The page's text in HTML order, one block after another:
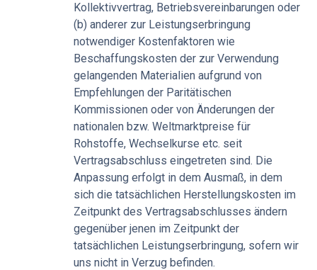
Kollektivvertrag, Betriebsvereinbarungen oder
(b) anderer zur Leistungserbringung
notwendiger Kostenfaktoren wie
Beschaffungskosten der zur Verwendung
gelangenden Materialien aufgrund von
Empfehlungen der Paritätischen
Kommissionen oder von Änderungen der
nationalen bzw. Weltmarktpreise für
Rohstoffe, Wechselkurse etc. seit
Vertragsabschluss eingetreten sind. Die
Anpassung erfolgt in dem Ausmaß, in dem
sich die tatsächlichen Herstellungskosten im
Zeitpunkt des Vertragsabschlusses ändern
gegenüber jenen im Zeitpunkt der
tatsächlichen Leistungserbringung, sofern wir
uns nicht in Verzug befinden.